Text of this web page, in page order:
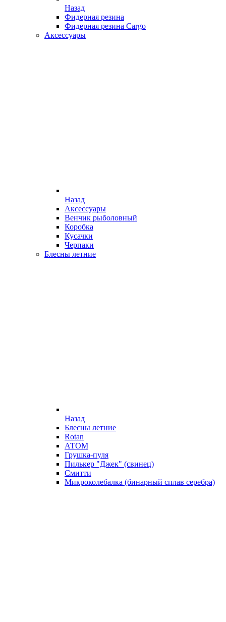
Назад
Фидерная резина
Фидерная резина Cargo
Аксессуары
Назад
Аксессуары
Венчик рыболовный
Коробка
Кусачки
Черпаки
Блесны летние
Назад
Блесны летние
Rotan
АТОМ
Грушка-пуля
Пилькер "Джек" (свинец)
Смитти
Микроколебалка (бинарный сплав серебра)